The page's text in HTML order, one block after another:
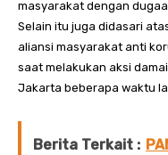
masyarakat dengan
Selain itu juga didasari
aliansi masyarakat anti
saat melakukan aksi
Jakarta beberapa waktu
Berita Terkait :